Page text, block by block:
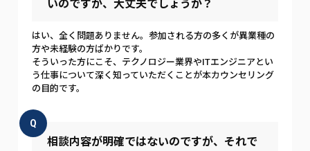
いのですが、大丈夫でしょうか？
はい、全く問題ありません。参加される方の多くが異業種の
方や未経験の方ばかりです。
そういった方にこそ、テクノロジー業界やITエンジニアとい
う仕事について深く知っていただくことが本カウンセリング
の目的です。
Q
相談内容が明確ではないのですが、それで